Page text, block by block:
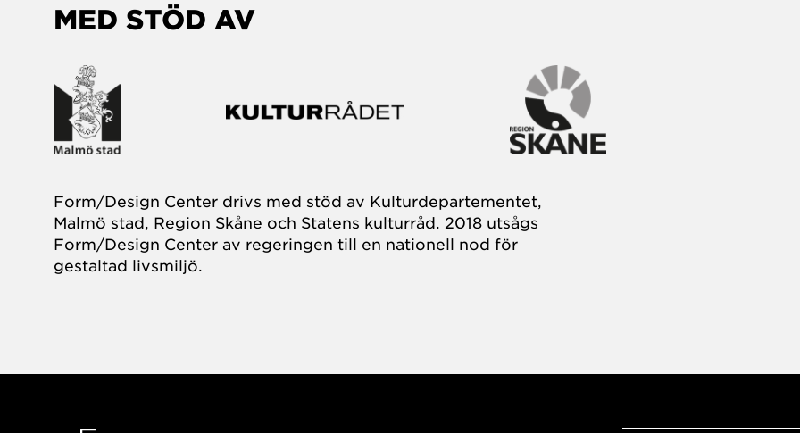
MED STÖD AV
Form/Design Center drivs med stöd av Kulturdepartementet,
Malmö stad, Region Skåne och Statens kulturråd. 2018 utsågs
Form/Design Center av regeringen till en nationell nod för
gestaltad livsmiljö.